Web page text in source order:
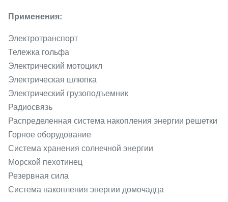
Применения:
Электротранспорт
Тележка гольфа
Электрический мотоцикл
Электрическая шлюпка
Электрический грузоподъемник
Радиосвязь
Распределенная система накопления энергии решетки
Горное оборудование
Система хранения солнечной энергии
Морской пехотинец
Резервная сила
Система накопления энергии домочадца